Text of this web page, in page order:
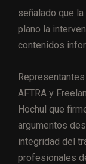
señalado que
plano la
contenidos
AFTRA y
Hochul que
argumentos
integridad del
profesionales